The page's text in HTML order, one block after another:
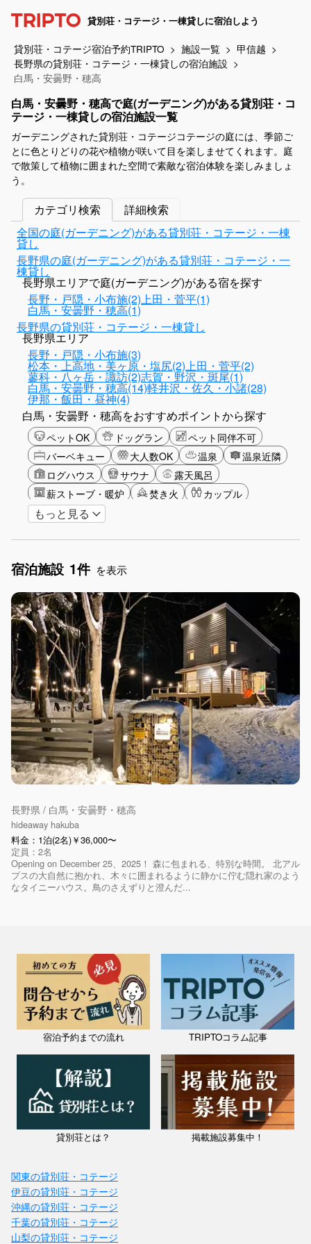
貸別荘・コテージ・一棟貸しに宿泊しよう
貸別荘・コテージ宿泊予約TRIPTO 施設一覧
甲信越
長野県の貸別荘・コテージ・一棟貸しの宿泊施設
白馬・安曇野・穂高
白馬・安曇野・穂高で庭(ガーデニング)がある貸別荘・コ
テージ・一棟貸しの宿泊施設一覧
ガーデニングされた貸別荘・コテージコテージの庭には、季節ご
とに色とりどりの花や植物が咲いて目を楽しませてくれます。庭
で散策して植物に囲まれた空間で素敵な宿泊体験を楽しみましょ
う。
カテゴリ検索
詳細検索
全国の庭(ガーデニング)がある貸別荘・コテージ・一棟
貸し
長野県の庭(ガーデニング)がある貸別荘・コテージ・一
棟貸し
長野県エリアで庭(ガーデニング)がある宿を探す
長野・戸隠・小布施(2)上田・菅平(1)
白馬・安曇野・穂高(1)
長野県の貸別荘・コテージ・一棟貸し
長野県エリア
長野・戸隠・小布施(3)
松本・上高地・美ヶ原・塩尻(2)上田・菅平(2)
蓼科・八ヶ岳・諏訪(2)志賀・野沢・斑尾(1)
白馬・安曇野・穂高(14)軽井沢・佐久・小諸(28)
伊那・飯田・昼神(4)
白馬・安曇野・穂高をおすすめポイントから探す
ペットOK ドッグラン
ペット同伴不可
バーベキュー
大人数OK 温泉
温泉近隣
ログハウス
サウナ
露天風呂
薪ストーブ・暖炉
焚き火
カップル
大人限定
手持ち花火OK
もっと見る
宿泊施設 1件 を表示
長野県 / 白馬・安曇野・穂高
hideaway hakuba
料金：1泊(2名)￥36,000〜
定員：2名
Opening on December 25、2025！ 森に包まれる、特別な時間。 北アル
プスの大自然に抱かれ、木々に囲まれるように静かに佇む隠れ家のよう
なタイニーハウス。鳥のさえずりと澄んだ...
宿泊予約までの流れ TRIPTOコラム記事
貸別荘とは？ 掲載施設募集中！
関東の貸別荘・コテージ
伊豆の貸別荘・コテージ
沖縄の貸別荘・コテージ
千葉の貸別荘・コテージ
山梨の貸別荘・コテージ